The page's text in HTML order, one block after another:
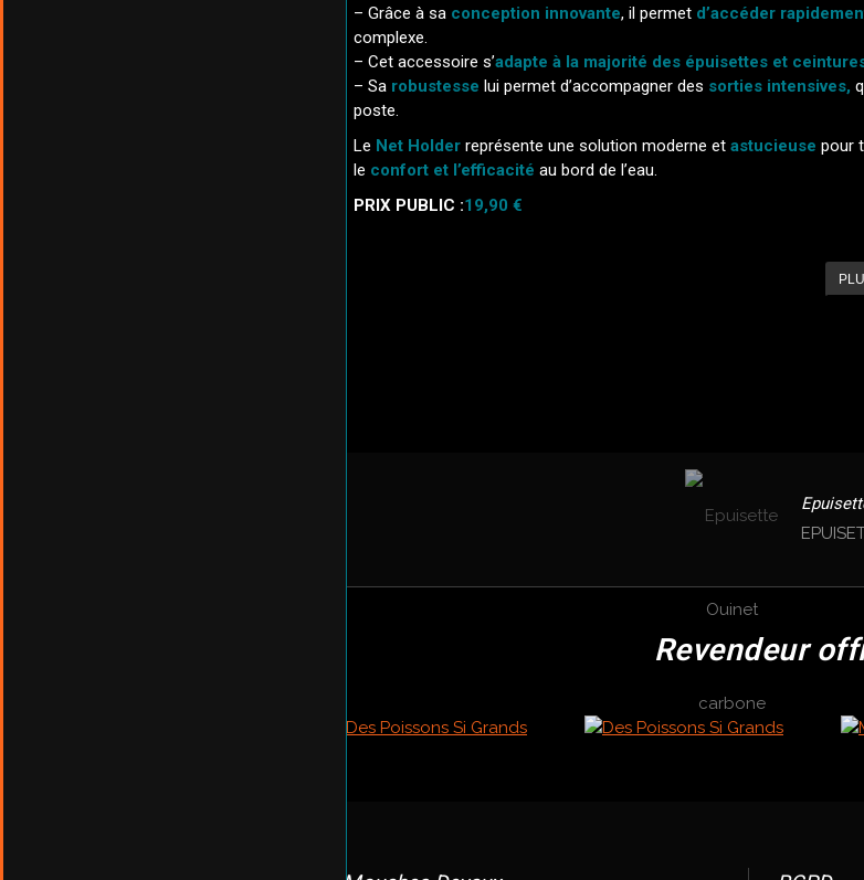
– Grâce à sa conception innovante, il permet d’accéder
complexe.
– Cet accessoire s’adapte à la majorité des épuisettes et
– Sa robustesse lui permet d’accompagner des sorties intensives,
poste.
Le Net Holder représente une solution moderne et astucieuse pour
le confort et l’efficacité au bord de l’eau.
PRIX PUBLIC :19,90 €
Revendeur